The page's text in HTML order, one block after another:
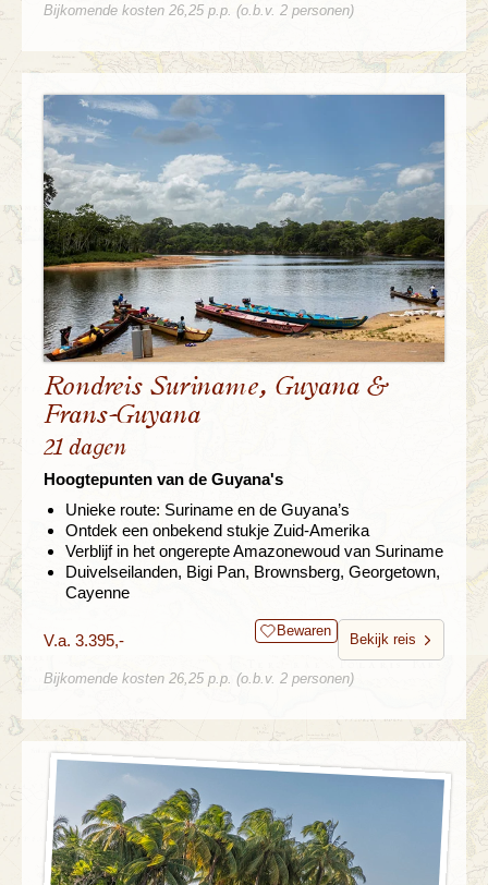
Bijkomende kosten 26,25 p.p. (o.b.v. 2 personen)
Rondreis Suriname, Guyana &
Frans-Guyana
21 dagen
Hoogtepunten van de Guyana's
Unieke route: Suriname en de Guyana’s
Ontdek een onbekend stukje Zuid-Amerika
Verblijf in het ongerepte Amazonewoud van Suriname
Duivelseilanden, Bigi Pan, Brownsberg, Georgetown,
Cayenne
V.a. 3.395,- Bewaren
Bekijk reis
Bijkomende kosten 26,25 p.p. (o.b.v. 2 personen)